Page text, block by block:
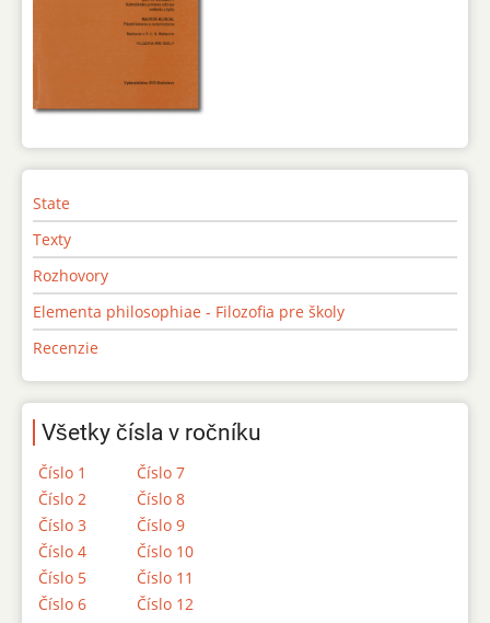
State
Texty
Rozhovory
Elementa philosophiae - Filozofia pre školy
Recenzie
Všetky čísla v ročníku
Číslo 1
Číslo 2
Číslo 3
Číslo 4
Číslo 5
Číslo 6
Číslo 7
Číslo 8
Číslo 9
Číslo 10
Číslo 11
Číslo 12